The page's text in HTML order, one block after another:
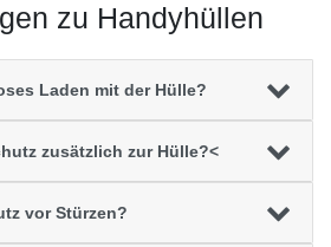
zu Handyhüllen
Laden mit der Hülle?
zusätzlich zur Hülle?<
vor Stürzen?